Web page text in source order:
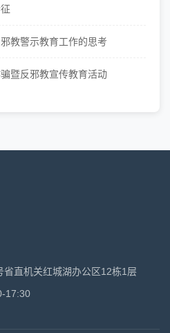
教警示教育工作的思考
暨反邪教宣传教育活动
直机关红城湖办公区12栋1层
17:30